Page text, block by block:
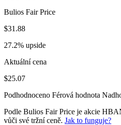
Bulios Fair Price
$31.88
27.2% upside
Aktuální cena
$25.07
Podhodnoceno Férová hodnota
Podle Bulios Fair Price je akcie
vůči své tržní ceně. Jak to funguje?